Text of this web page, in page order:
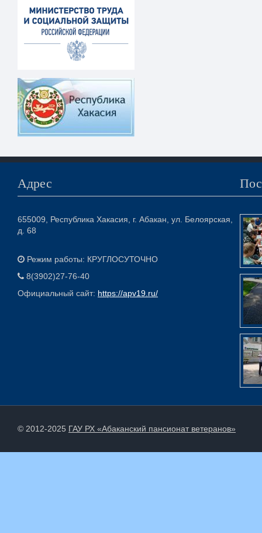
Адрес
655009, Республика Хакасия, г. Абакан, ул. Белоярская,
д. 68
Режим работы: КРУГЛОСУТОЧНО
8(3902)27-76-40
Официальный сайт: https://apv19.ru/
© 2012-2025 ГАУ РХ «Абаканский пансионат ветеранов»